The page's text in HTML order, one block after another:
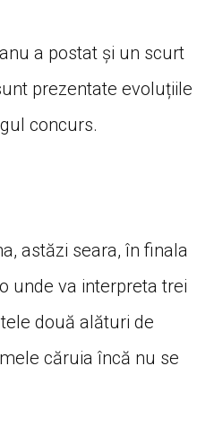
a postat și un scurt
prezentate evoluțiile
concurs.
astăzi seara, în finala
unde va interpreta trei
două alături de
căruia încă nu se